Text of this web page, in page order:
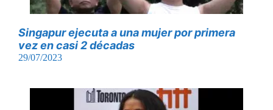
Singapur ejecuta a una mujer por primera
vez en casi 2 décadas
29/07/2023